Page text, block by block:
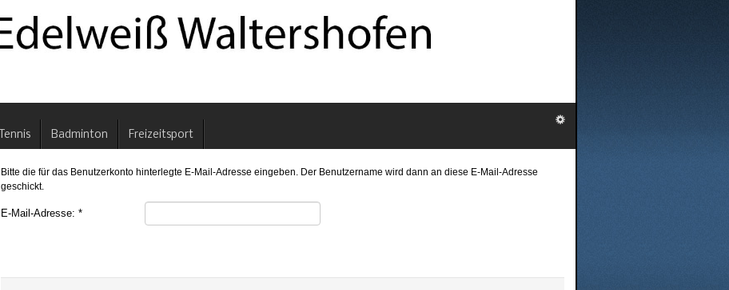
Tennis Badminton Freizeitsport
Bitte die für das Benutzerkonto hinterlegte E-Mail-Adresse eingeben. Der Benutzername wird dann an diese E-Mail-Adresse
geschickt.
E-Mail-Adresse: *